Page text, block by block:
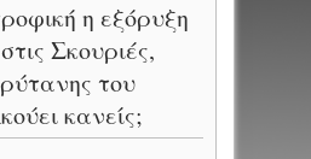
η εξόρυξη
Σκουριές,
του
κανείς;